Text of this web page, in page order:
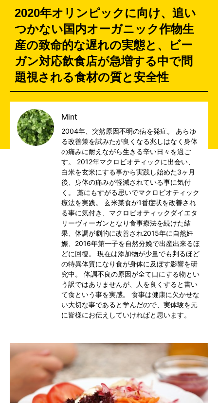
2020年オリンピックに向け、追い
つかない国内オーガニック作物生
産の致命的な遅れの実態と、ビー
ガン対応飲食店が急増する中で問
題視される食材の質と安全性
Mint
2004年、突然原因不明の病を発症。 あらゆ
る改善策を試みたが良くなる兆しはなく身体
の痛みに耐えながら生きる辛い日々を過ご
す。 2012年マクロビオティックに出会い、
白米を玄米にする事から実践し始めた3ヶ月
後、身体の痛みが軽減されている事に気付
く。 藁にもすがる思いでマクロビオティック
療法を実践。 玄米菜食が1番症状を改善され
る事に気付き、マクロビオティックダイエタ
リーヴィーガンとなり食事療法を続けた結
果、体調が劇的に改善され2015年に自然妊
娠、2016年第一子を自然分娩で出産出来るほ
どに回復。 現在は添加物が少量でも判るほど
の特異体質になり食が身体に及ぼす影響を研
究中。 体調不良の原因が全て口にする物とい
う訳ではありませんが、人を良くすると書い
て食という事を実感。 食事は健康に欠かせな
い大切な事であると学んだので、実体験を元
に皆様にお伝えしていければと思います。